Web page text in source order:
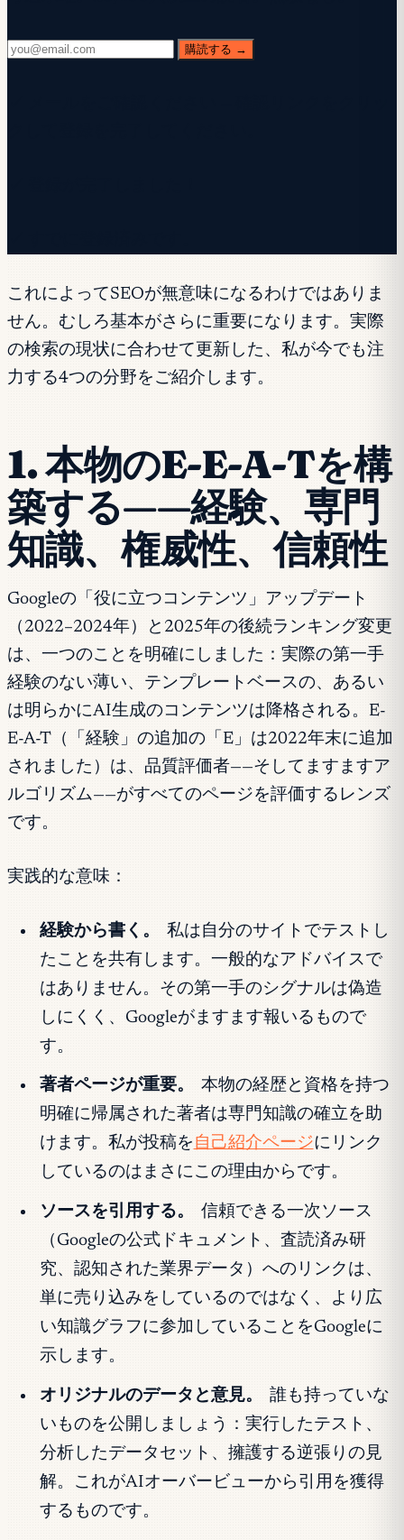
購読する →
これによってSEOが無意味になるわけではありま
せん。むしろ基本がさらに重要になります。実際
の検索の現状に合わせて更新した、私が今でも注
力する4つの分野をご紹介します。
1. 本物のE-E-A-Tを構
築する——経験、専門
知識、権威性、信頼性
Googleの「役に立つコンテンツ」アップデート
（2022–2024年）と2025年の後続ランキング変更
は、一つのことを明確にしました：実際の第一手
経験のない薄い、テンプレートベースの、あるい
は明らかにAI生成のコンテンツは降格される。E-
E-A-T（「経験」の追加の「E」は2022年末に追加
されました）は、品質評価者——そしてますますア
ルゴリズム——がすべてのページを評価するレンズ
です。
実践的な意味：
経験から書く。
私は自分のサイトでテストし
たことを共有します。一般的なアドバイスで
はありません。その第一手のシグナルは偽造
しにくく、Googleがますます報いるもので
す。
著者ページが重要。
本物の経歴と資格を持つ
明確に帰属された著者は専門知識の確立を助
けます。私が投稿を 自己紹介ページにリンク
しているのはまさにこの理由からです。
ソースを引用する。
信頼できる一次ソース
（Googleの公式ドキュメント、査読済み研
究、認知された業界データ）へのリンクは、
単に売り込みをしているのではなく、より広
い知識グラフに参加していることをGoogleに
示します。
オリジナルのデータと意見。
誰も持っていな
いものを公開しましょう：実行したテスト、
分析したデータセット、擁護する逆張りの見
解。これがAIオーバービューから引用を獲得
するものです。